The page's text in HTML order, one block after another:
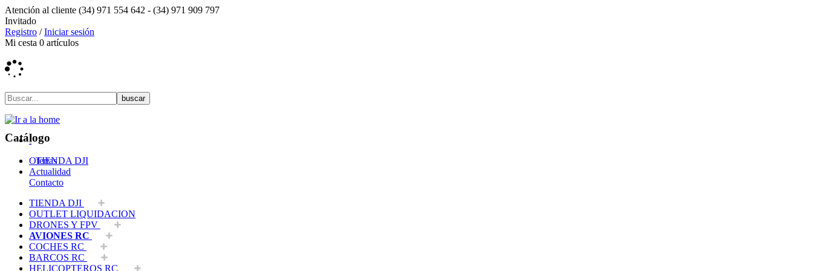
Atención al cliente (34) 971 554 642 - (34) 971 909 797
Invitado
Registro /Iniciar sesión
Mi cesta 0 artículos
Ofertas
Actualidad
Contacto
TIENDA DJI
OUTLET LIQUIDACION
DRONES Y FPV
AVIONES RC
COCHES RC
BARCOS RC
HELICOPTEROS RC
Catálogo
TIENDA DJI